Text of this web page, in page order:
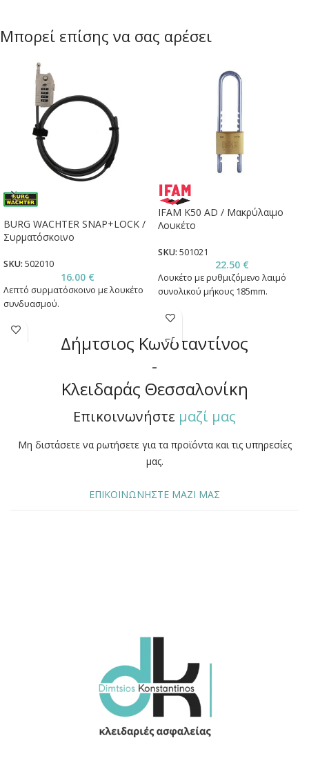
Μπορεί επίσης να σας αρέσει
BURG WACHTER SNAP+LOCK /
Συρματόσκοινο
SKU: 502010
16.00 €
Λεπτό συρματόσκοινο με λουκέτο
συνδυασμού.
IFAM K50 AD / Μακρύλαιμο
Λουκέτο
SKU: 501021
22.50 €
Λουκέτο με ρυθμιζόμενο λαιμό
συνολικού μήκους 185mm.
Δήμτσιος Κωνσταντίνος
-
Κλειδαράς Θεσσαλονίκη
Επικοινωνήστε μαζί μας
Μη διστάσετε να ρωτήσετε για τα προϊόντα και τις υπηρεσίες
μας.
ΕΠΙΚΟΙΝΩΝΗΣΤΕ ΜΑΖΙ ΜΑΣ